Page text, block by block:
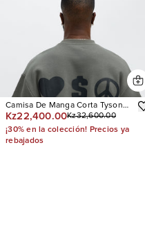
Camisa De Manga Corta Tyson
Oversized Spray Paint
Kz22,400.00Kz32,600.00
¡30% en la colección! Precios ya
rebajados